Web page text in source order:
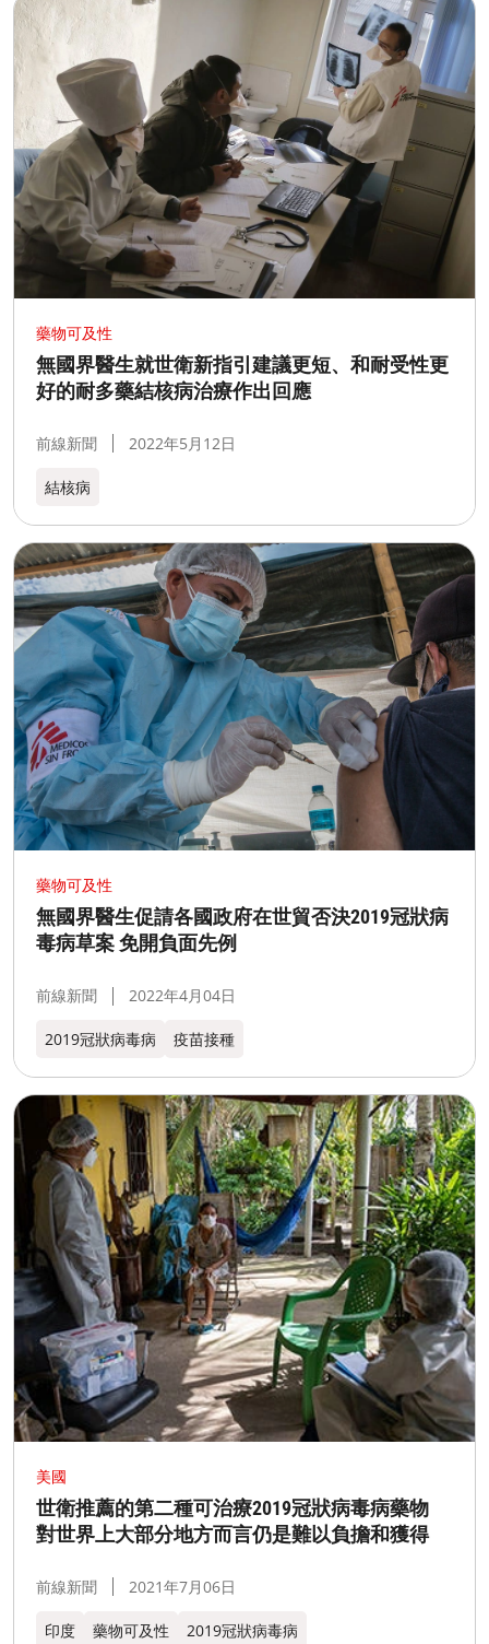
藥物可及性
無國界醫生就世衛新指引建議更短、和耐受性更
好的耐多藥結核病治療作出回應
前線新聞 2022年5月12日
結核病
藥物可及性
無國界醫生促請各國政府在世貿否決2019冠狀病
毒病草案 免開負面先例
前線新聞 2022年4月04日
2019冠狀病毒病 疫苗接種
美國
世衛推薦的第二種可治療2019冠狀病毒病藥物
對世界上大部分地方而言仍是難以負擔和獲得
前線新聞 2021年7月06日
印度 藥物可及性 2019冠狀病毒病